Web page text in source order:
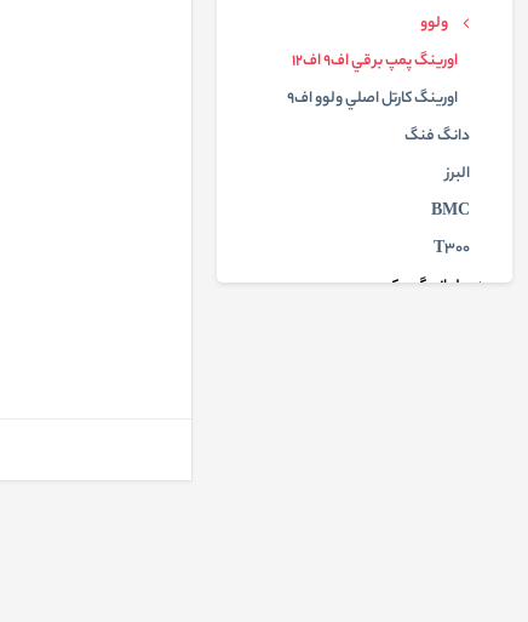
ولوو
اورينگ پمپ برقي اف9 اف12
اورينگ كارتل اصلي ولوو اف9
دانگ فنگ
البرز
BMC
T300
لوازم گیربکسی